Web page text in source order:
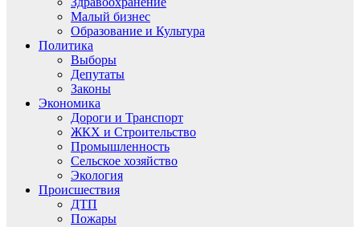
Малый бизнес
Образование и Культура
Политика
Выборы
Депутаты
Законы
Экономика
Дороги и Транспорт
ЖКХ и Строительство
Промышленность
Сельское хозяйство
Экология
Происшествия
ДТП
Пожары